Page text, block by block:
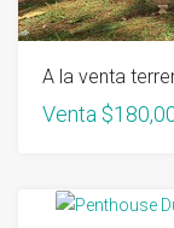
A la venta
Venta